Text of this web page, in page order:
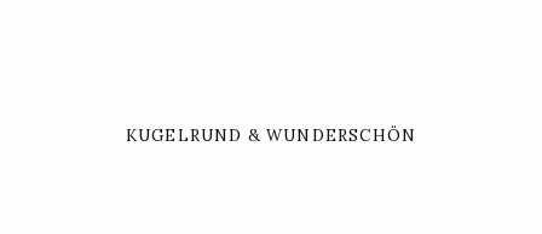
KUGELRUND & WUNDERSCHÖN